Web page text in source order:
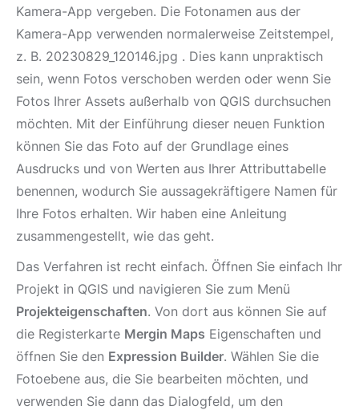
Kamera-App vergeben. Die Fotonamen aus der
Kamera-App verwenden normalerweise Zeitstempel,
z. B. 20230829_120146.jpg . Dies kann unpraktisch
sein, wenn Fotos verschoben werden oder wenn Sie
Fotos Ihrer Assets außerhalb von QGIS durchsuchen
möchten. Mit der Einführung dieser neuen Funktion
können Sie das Foto auf der Grundlage eines
Ausdrucks und von Werten aus Ihrer Attributtabelle
benennen, wodurch Sie aussagekräftigere Namen für
Ihre Fotos erhalten. Wir haben eine Anleitung
zusammengestellt, wie das geht.
Das Verfahren ist recht einfach. Öffnen Sie einfach Ihr
Projekt in QGIS und navigieren Sie zum Menü
Projekteigenschaften. Von dort aus können Sie auf
die Registerkarte Mergin Maps Eigenschaften und
öffnen Sie den Expression Builder. Wählen Sie die
Fotoebene aus, die Sie bearbeiten möchten, und
verwenden Sie dann das Dialogfeld, um den